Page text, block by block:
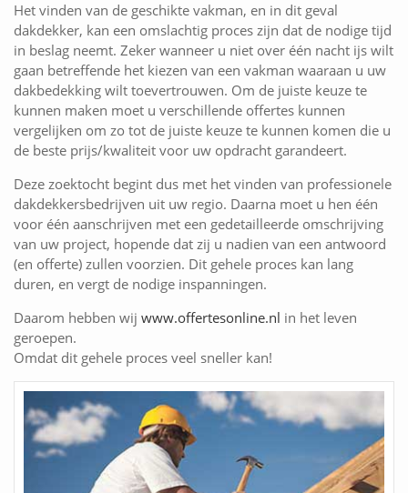
Het vinden van de geschikte vakman, en in dit geval
dakdekker, kan een omslachtig proces zijn dat de nodige tijd
in beslag neemt. Zeker wanneer u niet over één nacht ijs wilt
gaan betreffende het kiezen van een vakman waaraan u uw
dakbedekking wilt toevertrouwen. Om de juiste keuze te
kunnen maken moet u verschillende offertes kunnen
vergelijken om zo tot de juiste keuze te kunnen komen die u
de beste prijs/kwaliteit voor uw opdracht garandeert.
Deze zoektocht begint dus met het vinden van professionele
dakdekkersbedrijven uit uw regio. Daarna moet u hen één
voor één aanschrijven met een gedetailleerde omschrijving
van uw project, hopende dat zij u nadien van een antwoord
(en offerte) zullen voorzien. Dit gehele proces kan lang
duren, en vergt de nodige inspanningen.
Daarom hebben wij www.offertesonline.nl in het leven
geroepen.
Omdat dit gehele proces veel sneller kan!